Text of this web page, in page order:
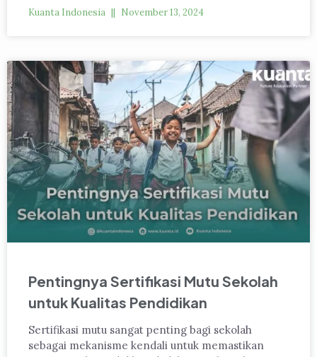
Kuanta Indonesia November 13, 2024
Pentingnya Sertifikasi Mutu Sekolah
untuk Kualitas Pendidikan
Sertifikasi mutu sangat penting bagi sekolah
sebagai mekanisme kendali untuk memastikan